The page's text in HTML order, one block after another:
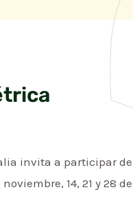
invita a participar
14, 21 y 28